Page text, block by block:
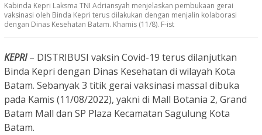
Kabinda Kepri Laksma TNI Adriansyah menjelaskan pembukaan gerai
vaksinasi oleh Binda Kepri terus dilakukan dengan menjalin kolaborasi
dengan Dinas Kesehatan Batam. Khamis (11/8). F-ist
KEPRI– DISTRIBUSI vaksin Covid-19 terus dilanjutkan
Binda Kepri dengan Dinas Kesehatan di wilayah Kota
Batam. Sebanyak 3 titik gerai vaksinasi massal dibuka
pada Kamis (11/08/2022), yakni di Mall Botania 2, Grand
Batam Mall dan SP Plaza Kecamatan Sagulung Kota
Batam.